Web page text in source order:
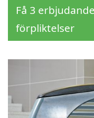
Få 3
förpliktelser